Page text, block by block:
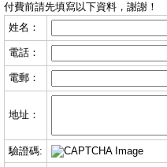
付費前請先填寫以下資料，謝謝！
姓名：
電話：
電郵：
地址：
驗證碼: